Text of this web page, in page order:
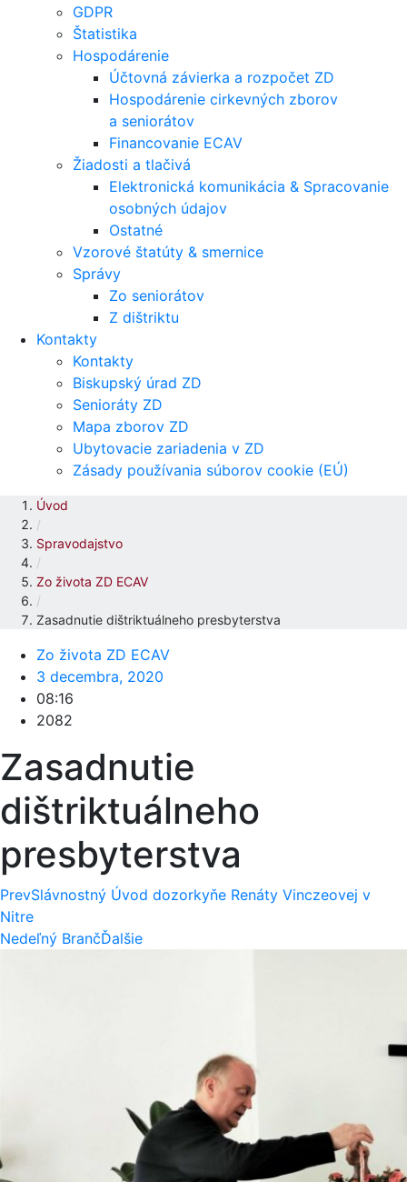
GDPR
Štatistika
Hospodárenie
Účtovná závierka a rozpočet ZD
Hospodárenie cirkevných zborov
a seniorátov
Financovanie ECAV
Žiadosti a tlačivá
Elektronická komunikácia & Spracovanie
osobných údajov
Ostatné
Vzorové štatúty & smernice
Správy
Zo seniorátov
Z dištriktu
Kontakty
Kontakty
Biskupský úrad ZD
Senioráty ZD
Mapa zborov ZD
Ubytovacie zariadenia v ZD
Zásady používania súborov cookie (EÚ)
Úvod
/
Spravodajstvo
/
Zo života ZD ECAV
/
Zasadnutie dištriktuálneho presbyterstva
Zo života ZD ECAV
3 decembra, 2020
08:16
2082
Zasadnutie
dištriktuálneho
presbyterstva
PrevSlávnostný Úvod dozorkyňe Renáty Vinczeovej v
Nitre
Nedeľný BrančĎalšie